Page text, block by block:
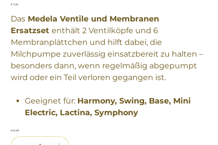
Preis
€ 7,49
Das Medela Ventile und Membranen
Ersatzsetenthält 2 Ventilköpfe und 6
Membranplättchen und hilft dabei, die
Milchpumpe zuverlässig einsatzbereit zu halten –
besonders dann, wenn regelmäßig abgepumpt
wird oder ein Teil verloren gegangen ist.
Geeignet für: Harmony, Swing, Base, Mini
Electric, Lactina, Symphony
Anzahl